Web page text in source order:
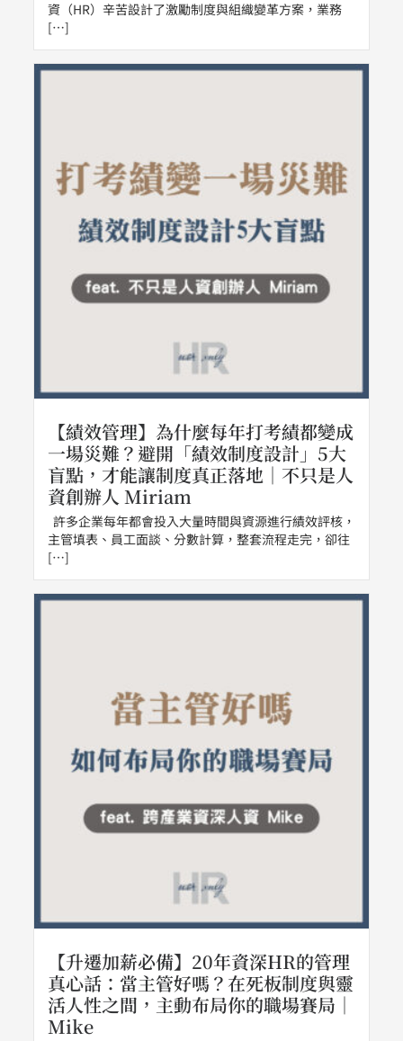
資（HR）辛苦設計了激勵制度與組織變革方案，業務
[…]
【績效管理】為什麼每年打考績都變成
一場災難？避開「績效制度設計」5大
盲點，才能讓制度真正落地｜不只是人
資創辦人 Miriam
許多企業每年都會投入大量時間與資源進行績效評核，
主管填表、員工面談、分數計算，整套流程走完，卻往
[…]
【升遷加薪必備】20年資深HR的管理
真心話：當主管好嗎？在死板制度與靈
活人性之間，主動布局你的職場賽局｜
Mike